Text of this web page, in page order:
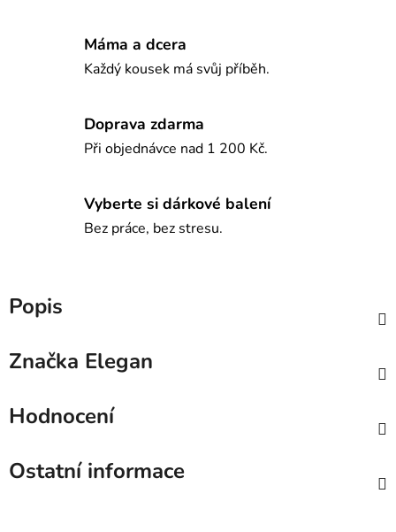
Máma a dcera
Každý kousek má svůj příběh.
Doprava zdarma
Při objednávce nad 1 200 Kč.
Vyberte si dárkové balení
Bez práce, bez stresu.
Popis
Značka Elegan
Hodnocení
Ostatní informace